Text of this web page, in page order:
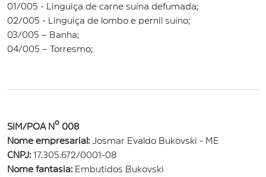
01/005 - Linguiça de carne suína defumada;
02/005 - Linguiça de lombo e pernil suíno;
03/005 – Banha;
04/005 – Torresmo;
SIM/POA Nº 008
Nome empresarial: Josmar Evaldo Bukovski - ME
CNPJ: 17.305.672/0001-08
Nome fantasia: Embutidos Bukovski